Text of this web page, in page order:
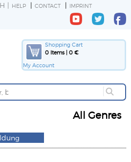
HELP CONTACT IMPRINT
Shopping Cart
0 Items | 0 €
My Account
All Genres